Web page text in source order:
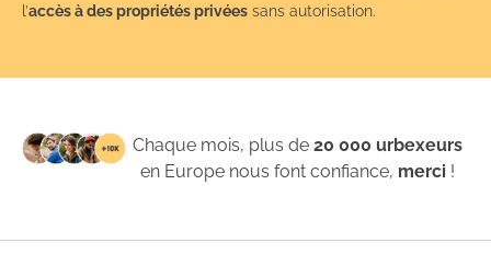
l’accès à des propriétés privées sans autorisation.
Chaque mois, plus de20 000 urbexeurs
en Europe nous font confiance, merci !